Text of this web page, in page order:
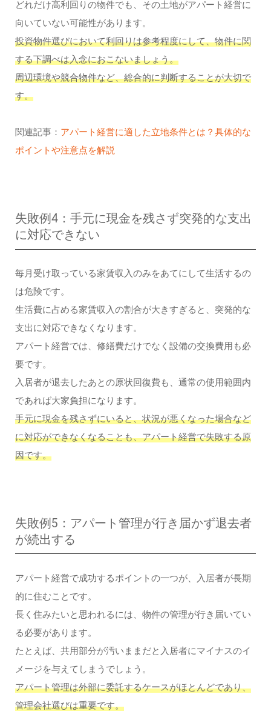
どれだけ高利回りの物件でも、その土地がアパート経営に
向いていない可能性があります。
投資物件選びにおいて利回りは参考程度にして、物件に関
する下調べは入念におこないましょう。
周辺環境や競合物件など、総合的に判断することが大切で
す。
関連記事： アパート経営に適した立地条件とは？具体的な
ポイントや注意点を解説
失敗例4：手元に現金を残さず突発的な支出
に対応できない
毎月受け取っている家賃収入のみをあてにして生活するの
は危険です。
生活費に占める家賃収入の割合が大きすぎると、突発的な
支出に対応できなくなります。
アパート経営では、修繕費だけでなく設備の交換費用も必
要です。
入居者が退去したあとの原状回復費も、通常の使用範囲内
であれば大家負担になります。
手元に現金を残さずにいると、状況が悪くなった場合など
に対応ができなくなることも、アパート経営で失敗する原
因です。
失敗例5：アパート管理が行き届かず退去者
が続出する
アパート経営で成功するポイントの一つが、入居者が長期
的に住むことです。
長く住みたいと思われるには、物件の管理が行き届いてい
る必要があります。
たとえば、共用部分が汚いままだと入居者にマイナスのイ
メージを与えてしまうでしょう。
アパート管理は外部に委託するケースがほとんどであり、
管理会社選びは重要です。